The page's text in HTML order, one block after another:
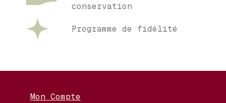
conservation
Programme de fidélité
Mon Compte